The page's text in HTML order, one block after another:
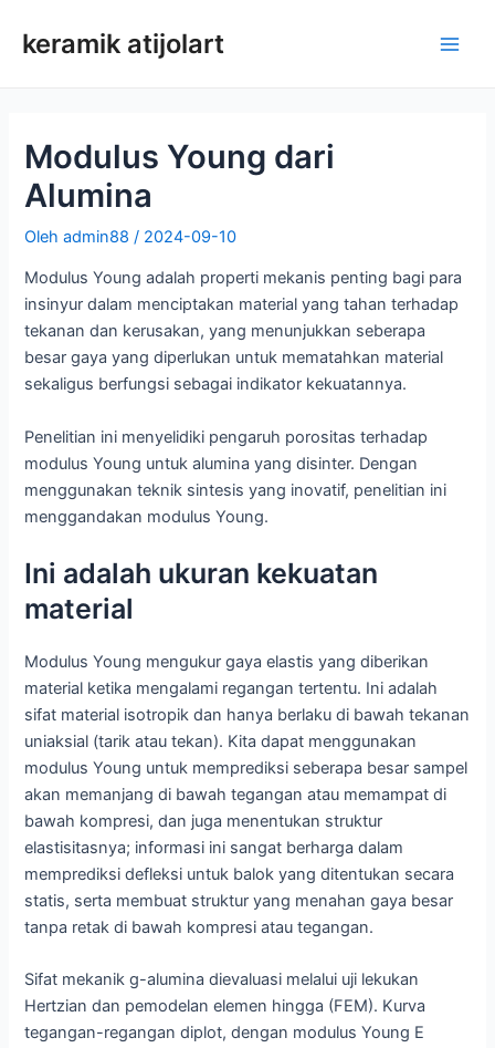
keramik atijolart
Modulus Young dari
Alumina
Olehadmin88/ 2024-09-10
Modulus Young adalah properti mekanis penting bagi para
insinyur dalam menciptakan material yang tahan terhadap
tekanan dan kerusakan, yang menunjukkan seberapa
besar gaya yang diperlukan untuk mematahkan material
sekaligus berfungsi sebagai indikator kekuatannya.
Penelitian ini menyelidiki pengaruh porositas terhadap
modulus Young untuk alumina yang disinter. Dengan
menggunakan teknik sintesis yang inovatif, penelitian ini
menggandakan modulus Young.
Ini adalah ukuran kekuatan
material
Modulus Young mengukur gaya elastis yang diberikan
material ketika mengalami regangan tertentu. Ini adalah
sifat material isotropik dan hanya berlaku di bawah tekanan
uniaksial (tarik atau tekan). Kita dapat menggunakan
modulus Young untuk memprediksi seberapa besar sampel
akan memanjang di bawah tegangan atau memampat di
bawah kompresi, dan juga menentukan struktur
elastisitasnya; informasi ini sangat berharga dalam
memprediksi defleksi untuk balok yang ditentukan secara
statis, serta membuat struktur yang menahan gaya besar
tanpa retak di bawah kompresi atau tegangan.
Sifat mekanik g-alumina dievaluasi melalui uji lekukan
Hertzian dan pemodelan elemen hingga (FEM). Kurva
tegangan-regangan diplot, dengan modulus Young E